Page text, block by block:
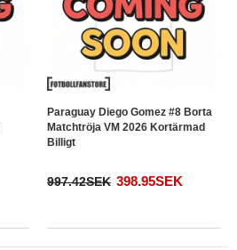
Paraguay Diego Gomez #8 Borta
Matchtröja VM 2026 Kortärmad
Billigt
997.42SEK 398.95SEK